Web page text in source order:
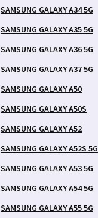
SAMSUNG GALAXY A34 5G
SAMSUNG GALAXY A35 5G
SAMSUNG GALAXY A36 5G
SAMSUNG GALAXY A37 5G
SAMSUNG GALAXY A50
SAMSUNG GALAXY A50S
SAMSUNG GALAXY A52
SAMSUNG GALAXY A52S 5G
SAMSUNG GALAXY A53 5G
SAMSUNG GALAXY A54 5G
SAMSUNG GALAXY A55 5G